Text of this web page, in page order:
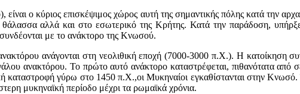
ο κύριος επισκέψιμος χώρος αυτή της σημαντικής πόλης κατά την
αλλά και στο εσωτερικό της Κρήτης. Κατά την παράδοση,
με το ανάκτορο της Κνωσού.
ανάγονται στη νεολιθική εποχή (7000-3000 π.Χ.). Η κατοίκηση
ανακτόρου. Το πρώτο αυτό ανάκτορο καταστρέφεται, πιθανότατα
καταστροφή γύρω στο 1450 π.Χ.,οι Μυκηναίοι εγκαθίστανται στην
μυκηναϊκή περίοδο μέχρι τα ρωμαϊκά χρόνια.